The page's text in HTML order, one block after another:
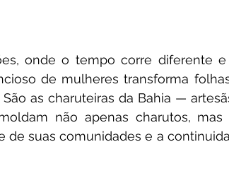
onde o tempo corre diferente
de mulheres transforma
as charuteiras da Bahia —
não apenas charutos,
de suas comunidades e a